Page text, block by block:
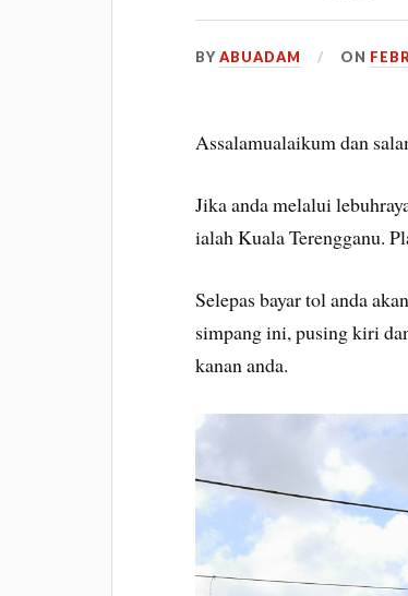
BYABUADAM ON
Assalamualaikum dan
Jika anda melalui
ialah Kuala Terengganu.
Selepas bayar tol anda
simpang ini, pusing kiri
kanan anda.